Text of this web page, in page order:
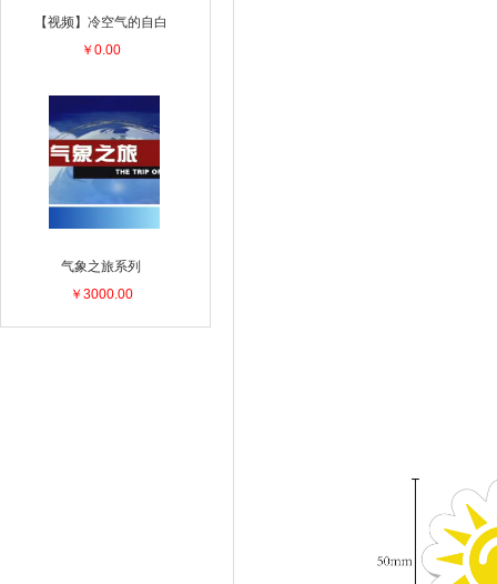
【视频】冷空气的自白
￥0.00
气象之旅系列
￥3000.00